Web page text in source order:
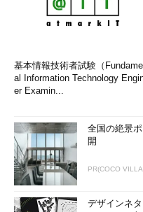
基本情報技術者試験（
al Information Technology
er Examin...
全国の絶景
開
PR(COCO
デザインネ